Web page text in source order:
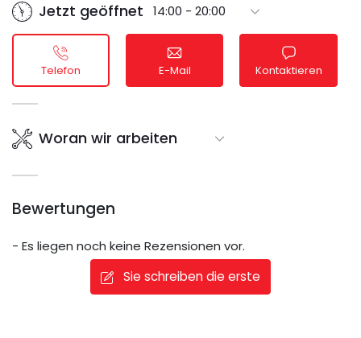
Jetzt geöffnet 14:00 - 20:00
Telefon E-Mail Kontaktieren
Woran wir arbeiten
Bewertungen
- Es liegen noch keine Rezensionen vor.
Sie schreiben die erste